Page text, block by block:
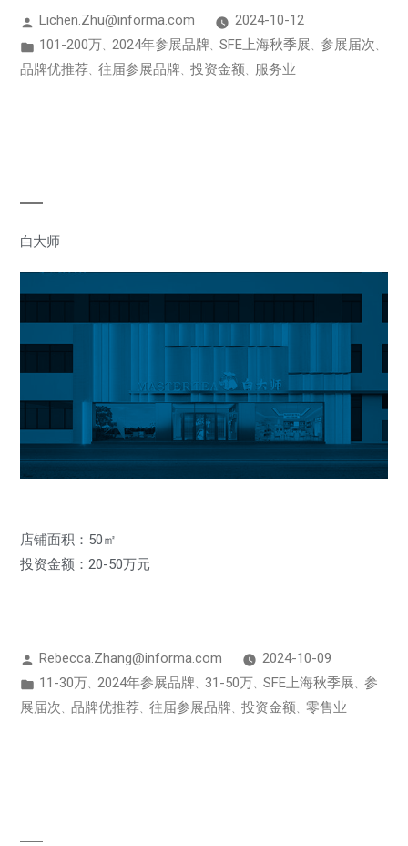
Lichen.Zhu@informa.com
2024-10-12
101-200万、2024年参展品牌、SFE上海秋季展、参展届次、
品牌优推荐、 往届参展品牌、 投资金额、 服务业
白大师
店铺面积：50㎡
投资金额：20-50万元
Rebecca.Zhang@informa.com
2024-10-09
11-30万、2024年参展品牌、 31-50万、SFE上海秋季展、参
展届次、 品牌优推荐、 往届参展品牌、 投资金额、 零售业